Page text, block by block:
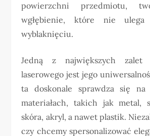
powierzchni przedmiotu,
wgłębienie, które nie
wyblaknięciu.
Jedną z największych zalet
laserowego jest jego
ta doskonale sprawdza się na
materiałach, takich jak metal,
skóra, akryl, a nawet plastik.
czy chcemy spersonalizować